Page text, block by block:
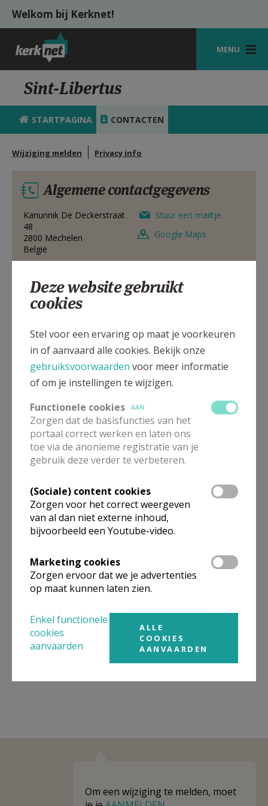
Overslaan en naar de inhoud gaan
Welkom bij Kerknet!
MENU
STARTPAGINA
KERK
VIERINGEN
SHOP
ZOEKEN
MIJN PAROCHIE
AANMELDEN OF REGISTREREN
Sint-Libertus
STARTPAGINA CONTACTEN
Wijziging melden Privacy info
Algemene contactgegevens
Kanunnik De Deckerstraat
48
2800 Mechelen
België
Stuur een mailtje
Google Maps
Kanunnik De Deckerstraat 48, 2800 Mechelen
Niet gevonden wat je zocht? Hier vind je links naar de
gegevens van andere organisaties op het boven-,
Behoort tot
Catharinaparochie, Mechelen
Weergeven
Catharinaparochie, Mechelen
Om een wijziging te melden, moet
Deze website gebruikt
cookies
Stel voor een ervaring op maat je voorkeuren
in of aanvaard alle cookies. Bekijk onze
gebruiksvoorwaarden voor meer informatie
of om je instellingen te wijzigen.
Functionele cookies
AAN
Zorgen dat de basisfuncties van het
portaal correct werken en laten ons
toe via de anonieme registratie van je
gebruik deze verder te verbeteren.
(Sociale) content cookies
Zorgen voor het correct weergeven
van al dan niet externe inhoud,
bijvoorbeeld een Youtube-video.
Marketing cookies
Zorgen ervoor dat we je advertenties
op maat kunnen laten zien.
Enkel functionele
cookies
aanvaarden
ALLE
COOKIES
AANVAARDEN